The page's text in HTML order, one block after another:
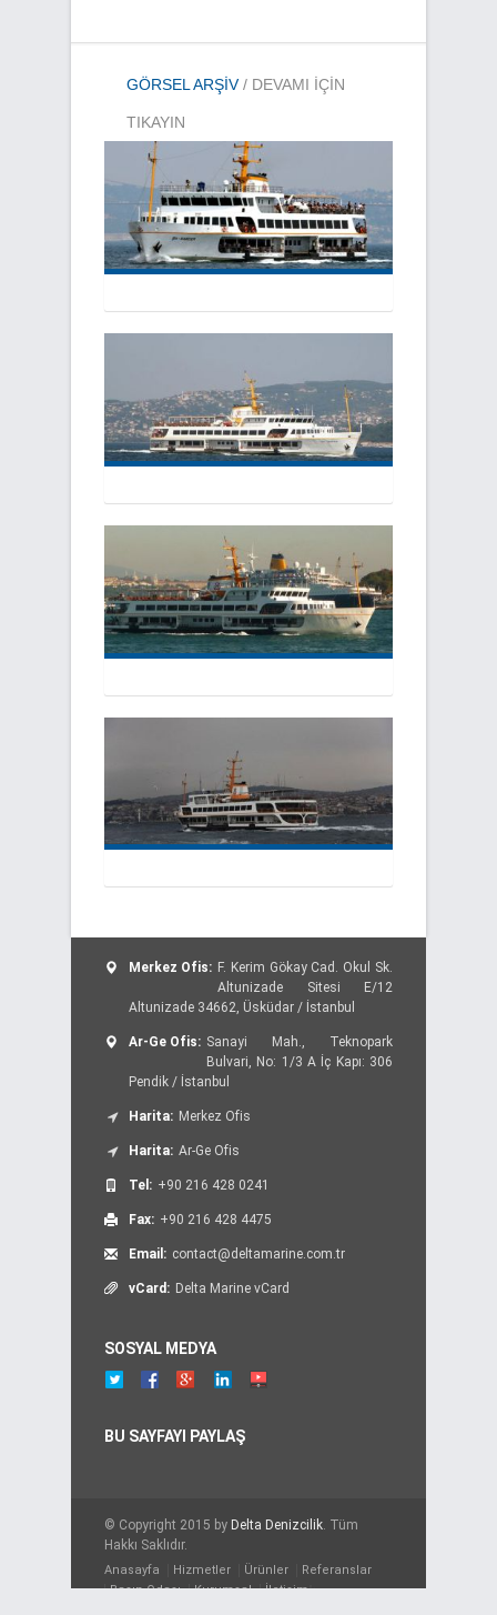
GÖRSEL ARŞIV/ DEVAMI IÇIN
TIKAYIN
Merkez Ofis: F. Kerim Gökay Cad. Okul Sk.
Altunizade Sitesi E/12
Altunizade 34662, Üsküdar / İstanbul
Ar-Ge Ofis: Sanayi Mah., Teknopark
Bulvari, No: 1/3 A İç Kapı: 306
Pendik / İstanbul
Harita: Merkez Ofis
Harita: Ar-Ge Ofis
Tel: +90 216 428 0241
Fax: +90 216 428 4475
Email: contact@deltamarine.com.tr
vCard: Delta Marine vCard
SOSYAL MEDYA
BU SAYFAYI PAYLAŞ
© Copyright 2015 by Delta Denizcilik. Tüm
Hakkı Saklıdır.
Anasayfa Hizmetler Ürünler
Referanslar
Basın Odası
Kurumsal İletişim";